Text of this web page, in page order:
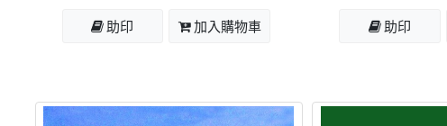
助印 加入購物車 助印